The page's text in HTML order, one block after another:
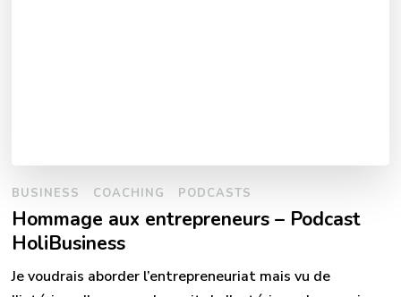
BUSINESS COACHING PODCASTS
Hommage aux entrepreneurs – Podcast
HoliBusiness
Je voudrais aborder l’entrepreneuriat mais vu de